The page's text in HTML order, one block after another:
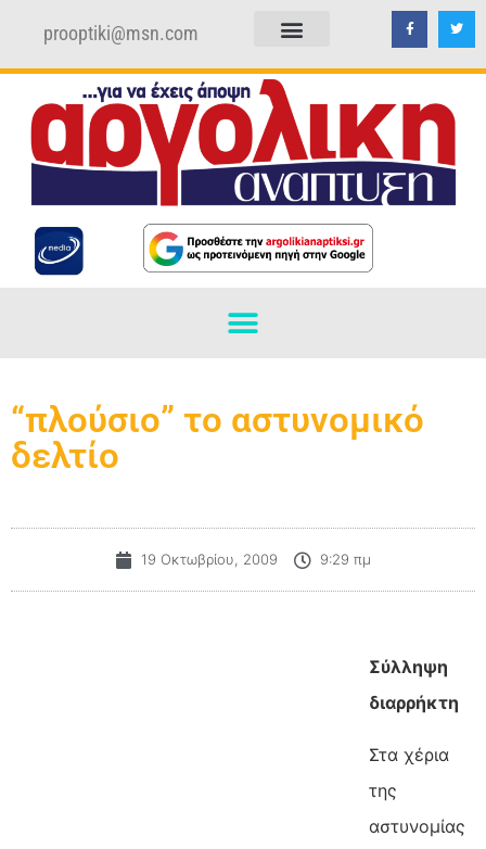
prooptiki@msn.com
“πλούσιο” το αστυνομικό
δελτίο
19 Οκτωβρίου, 2009 9:29 πμ
Σύλληψη
διαρρήκτη
Στα χέρια
της
αστυνομίας